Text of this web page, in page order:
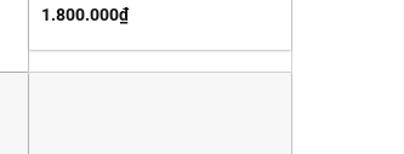
1.800.000₫